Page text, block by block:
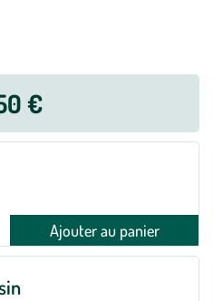
€
Ajouter au panier